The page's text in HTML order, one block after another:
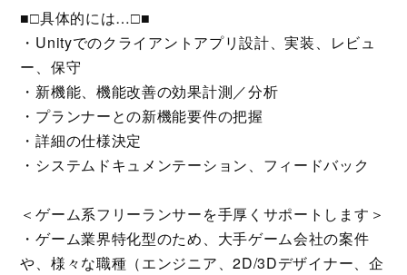
■□具体的には…□■
・Unityでのクライアントアプリ設計、実装、レビュ
ー、保守
・新機能、機能改善の効果計測／分析
・プランナーとの新機能要件の把握
・詳細の仕様決定
・システムドキュメンテーション、フィードバック
＜ゲーム系フリーランサーを手厚くサポートします＞
・ゲーム業界特化型のため、大手ゲーム会社の案件
や、様々な職種（エンジニア、2D/3Dデザイナー、企